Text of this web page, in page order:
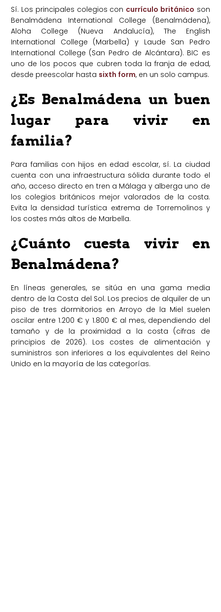
Sí. Los principales colegios con currículo británico son
Benalmádena International College (Benalmádena),
Aloha College (Nueva Andalucía), The English
International College (Marbella) y Laude San Pedro
International College (San Pedro de Alcántara). BIC es
uno de los pocos que cubren toda la franja de edad,
desde preescolar hasta sixth form, en un solo campus.
¿Es Benalmádena un buen
lugar para vivir en
familia?
Para familias con hijos en edad escolar, sí. La ciudad
cuenta con una infraestructura sólida durante todo el
año, acceso directo en tren a Málaga y alberga uno de
los colegios británicos mejor valorados de la costa.
Evita la densidad turística extrema de Torremolinos y
los costes más altos de Marbella.
¿Cuánto cuesta vivir en
Benalmádena?
En líneas generales, se sitúa en una gama media
dentro de la Costa del Sol. Los precios de alquiler de un
piso de tres dormitorios en Arroyo de la Miel suelen
oscilar entre 1.200 € y 1.800 € al mes, dependiendo del
tamaño y de la proximidad a la costa (cifras de
principios de 2026). Los costes de alimentación y
suministros son inferiores a los equivalentes del Reino
Unido en la mayoría de las categorías.